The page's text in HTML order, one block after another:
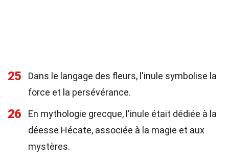
25
Dans le langage des fleurs, l'inule symbolise la
force et la persévérance.
26
En mythologie grecque, l'inule était dédiée à la
déesse Hécate, associée à la magie et aux
mystères.